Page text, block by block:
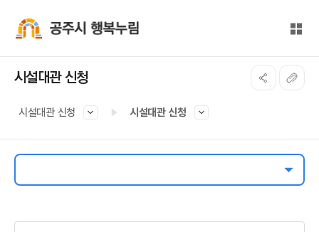
전체
시설대관 신청
시설대관 신청 시설대관 신청